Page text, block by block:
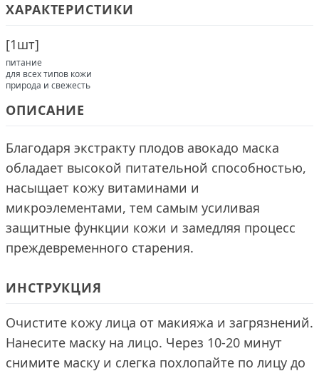
ХАРАКТЕРИСТИКИ
[1шт]
питание
для всех типов кожи
природа и свежесть
ОПИСАНИЕ
Благодаря экстракту плодов авокадо маска
обладает высокой питательной способностью,
насыщает кожу витаминами и
микроэлементами, тем самым усиливая
защитные функции кожи и замедляя процесс
преждевременного старения.
ИНСТРУКЦИЯ
Очистите кожу лица от макияжа и загрязнений.
Нанесите маску на лицо. Через 10-20 минут
снимите маску и слегка похлопайте по лицу до